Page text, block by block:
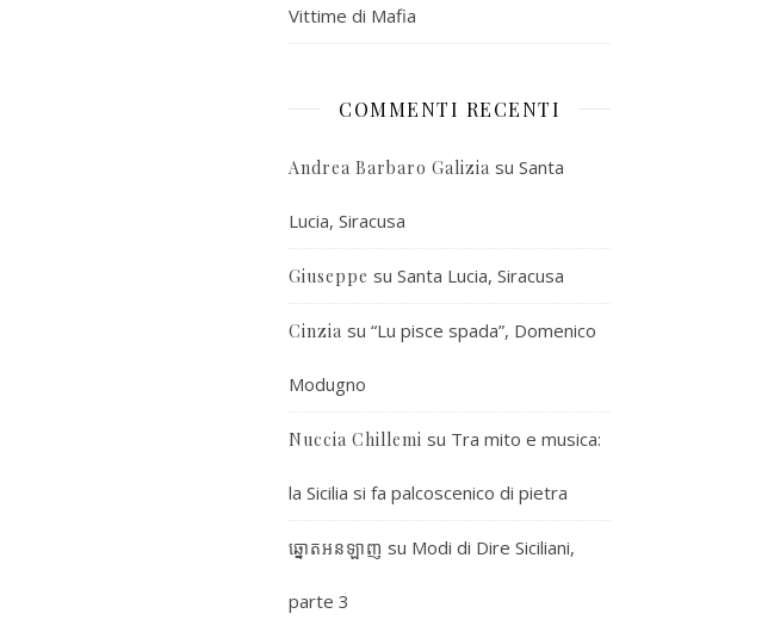
Vittime di Mafia
COMMENTI RECENTI
Andrea Barbaro Galizia su Santa
Lucia, Siracusa
Giuseppe su Santa Lucia, Siracusa
Cinzia su “Lu pisce spada”, Domenico
Modugno
Nuccia Chillemi su Tra mito e musica:
la Sicilia si fa palcoscenico di pietra
ឆ្នោតអនឡាញ su Modi di Dire Siciliani,
parte 3